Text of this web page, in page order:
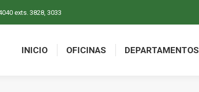
exts. 3828, 3033
INICIO OFICINAS DEPARTAMENTOS
INICIO